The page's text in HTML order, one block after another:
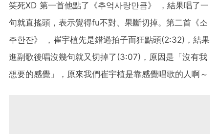
笑死XD 第一首他點了《추억사랑만큼》 ，結果唱了一
句就直搖頭，表示覺得fu不對、果斷切掉。第二首《소
주한잔》 ，崔宇植先是錯過拍子而狂點頭(2:32)，結果
進副歌後唱沒幾句就又切掉了(3:07)，原因是「沒有我
想要的感覺」，原來我們崔宇植是靠感覺唱歌的人啊～